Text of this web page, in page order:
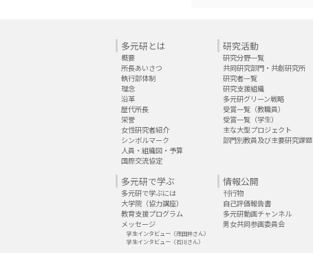
多元研とは
概要
所長あいさつ
執行部体制
理念
沿革
歴代所長
栄誉
女性研究者紹介
シンボルマーク
人員・組織図・予算
国際交流協定
研究活動
研究分野一覧
共同研究部門・共創研究所
研究者一覧
研究支援組織
多元研グリーン戦略
受賞一覧（教職員）
受賞一覧（学生）
主な大型プロジェクト
部門別教員及び主要研究課題
多元研で学ぶ
多元研で学ぶには
大学院（協力講座）
教育支援プログラム
メッセージ
学生インタビュー（茂田井さん）
学生インタビュー（石川さん）
情報公開
刊行物
自己評価報告書
多元研動画チャンネル
男女共同参画委員会